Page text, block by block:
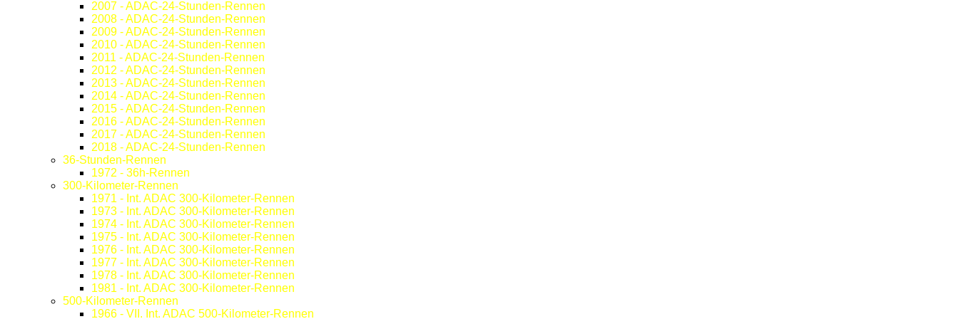
2007 - ADAC-24-Stunden-Rennen
2008 - ADAC-24-Stunden-Rennen
2009 - ADAC-24-Stunden-Rennen
2010 - ADAC-24-Stunden-Rennen
2011 - ADAC-24-Stunden-Rennen
2012 - ADAC-24-Stunden-Rennen
2013 - ADAC-24-Stunden-Rennen
2014 - ADAC-24-Stunden-Rennen
2015 - ADAC-24-Stunden-Rennen
2016 - ADAC-24-Stunden-Rennen
2017 - ADAC-24-Stunden-Rennen
2018 - ADAC-24-Stunden-Rennen
36-Stunden-Rennen
1972 - 36h-Rennen
300-Kilometer-Rennen
1971 - Int. ADAC 300-Kilometer-Rennen
1973 - Int. ADAC 300-Kilometer-Rennen
1974 - Int. ADAC 300-Kilometer-Rennen
1975 - Int. ADAC 300-Kilometer-Rennen
1976 - Int. ADAC 300-Kilometer-Rennen
1977 - Int. ADAC 300-Kilometer-Rennen
1978 - Int. ADAC 300-Kilometer-Rennen
1981 - Int. ADAC 300-Kilometer-Rennen
500-Kilometer-Rennen
1966 - VII. Int. ADAC 500-Kilometer-Rennen